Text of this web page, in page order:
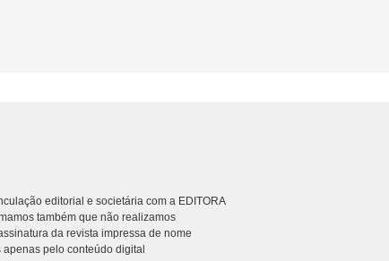
editorial e societária com a EDITORA
também que não realizamos
da revista impressa de nome
pelo conteúdo digital